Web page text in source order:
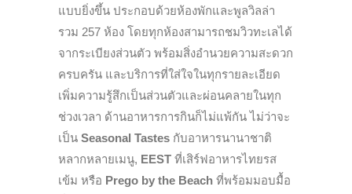
แบบยิ่งขึ้น ประกอบด้วยห้องพักและพูลวิลล่า
รวม 257 ห้อง โดยทุกห้องสามารถชมวิวทะเลได้
จากระเบียงส่วนตัว พร้อมสิ่งอำนวยความสะดวก
ครบครัน และบริการที่ใส่ใจในทุกรายละเอียด
เพิ่มความรู้สึกเป็นส่วนตัวและผ่อนคลายในทุก
ช่วงเวลา ด้านอาหารการกินก็ไม่แพ้กัน ไม่ว่าจะ
เป็น Seasonal Tastes กับอาหารนานาชาติ
หลากหลายเมนู, EEST ที่เสิร์ฟอาหารไทยรส
เข้ม หรือ Prego by the Beach ที่พร้อมมอบมื้อ